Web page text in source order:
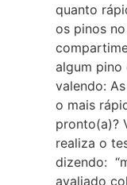
quanto
os pinos
algum pino
valendo:
o mais
pronto(a)?
realiza o
dizendo:
avaliado